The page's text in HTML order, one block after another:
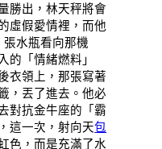
勝出，林天秤將會
虛假愛情裡，而他
水瓶看向那機
的「情緒燃料」
衣領上，那張寫著
，丟了進去。他必
對抗金牛座的「霸
這一次，射向天包
色，而是充滿了水